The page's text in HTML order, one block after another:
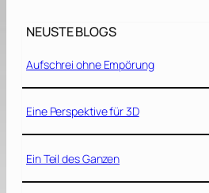
NEUSTE BLOGS
Aufschrei ohne Empörung
Eine Perspektive für 3D
Ein Teil des Ganzen